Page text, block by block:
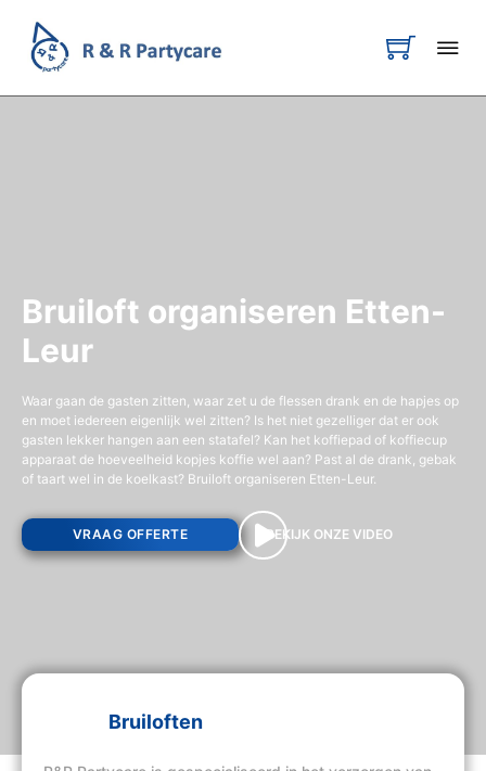
Bruiloft organiseren Etten-
Leur
Waar gaan de gasten zitten, waar zet u de flessen drank en de hapjes op
en moet iedereen eigenlijk wel zitten? Is het niet gezelliger dat er ook
gasten lekker hangen aan een statafel? Kan het koffiepad of koffiecup
apparaat de hoeveelheid kopjes koffie wel aan? Past al de drank, gebak
of taart wel in de koelkast? Bruiloft organiseren Etten-Leur.
VRAAG OFFERTE BEKIJK ONZE VIDEO
Bruiloften